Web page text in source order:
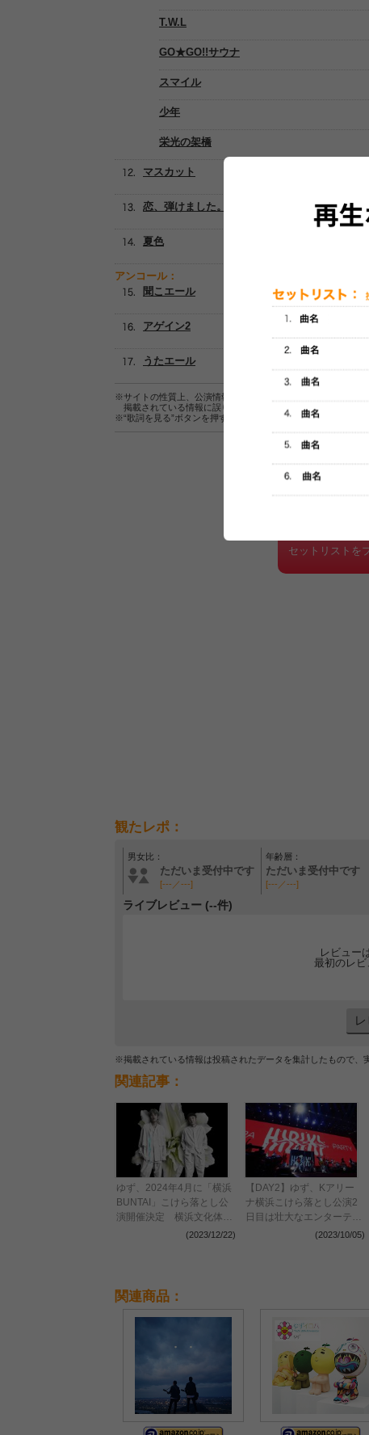
T.W.L
GO★GO!!サウナ
スマイル
少年
栄光の架橋
マスカット
恋、弾けました。
夏色
アンコール：
聞こエール
アゲイン2
うたエール
※サイトの性質上、公演情報およびセットリスト情報の正確性
掲載されている情報に誤りがある場合は、
こちら
※“歌詞を見る”ボタンを押すと、株式会社ページワンが運営する
セットリストを
観たレポ：
男女比：
ただいま受付中です
[---／---]
年齢層：
ただいま受付中です
[---／---]
ライブレビュー (--件)
レビュー
最初のレビ
※掲載されている情報は投稿されたデータを集計したもので、
関連記事：
ゆず、2024年4月に「横浜
BUNTAI」こけら落とし公
演開催決定 横浜文化体育
館の幕を閉じたオンライン
(2023/12/22)
【DAY2】ゆず、Kアリー
ナ横浜こけら落とし公演2
日目は壮大なエンターテイ
ンメントで会場を震わせる
(2023/10/05)
関連商品：